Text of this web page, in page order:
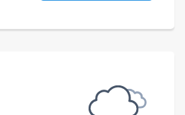
Schilpario
Cielo coperto